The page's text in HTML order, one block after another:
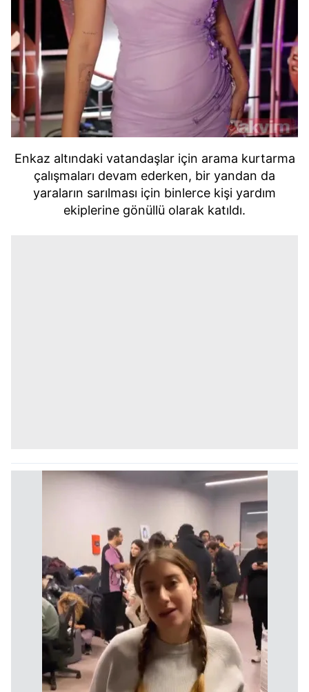
Enkaz altındaki vatandaşlar için arama kurtarma
çalışmaları devam ederken, bir yandan da
yaraların sarılması için binlerce kişi yardım
ekiplerine gönüllü olarak katıldı.